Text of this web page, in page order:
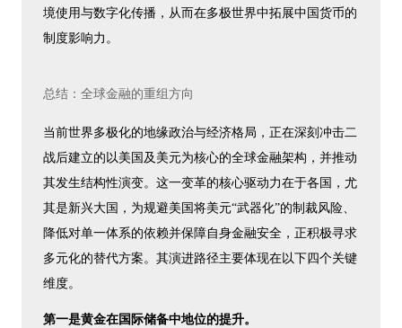
境使用与数字化传播，从而在多极世界中拓展中国货币的
制度影响力。
总结：全球金融的重组方向
当前世界多极化的地缘政治与经济格局，正在深刻冲击二
战后建立的以美国及美元为核心的全球金融架构，并推动
其发生结构性演变。这一变革的核心驱动力在于各国，尤
其是新兴大国，为规避美国将美元“武器化”的制裁风险、
降低对单一体系的依赖并保障自身金融安全，正积极寻求
多元化的替代方案。其演进路径主要体现在以下四个关键
维度。
第一是黄金在国际储备中地位的提升。